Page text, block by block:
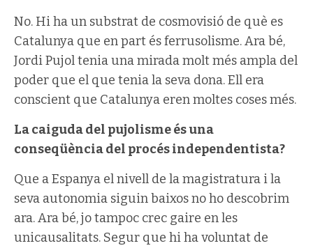
No. Hi ha un substrat de cosmovisió de què es
Catalunya que en part és ferrusolisme. Ara bé,
Jordi Pujol tenia una mirada molt més ampla del
poder que el que tenia la seva dona. Ell era
conscient que Catalunya eren moltes coses més.
La caiguda del pujolisme és una
conseqüència del procés independentista?
Que a Espanya el nivell de la magistratura i la
seva autonomia siguin baixos no ho descobrim
ara. Ara bé, jo tampoc crec gaire en les
unicausalitats. Segur que hi ha voluntat de